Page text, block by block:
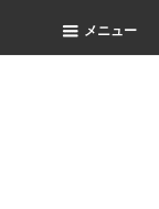
メニュー